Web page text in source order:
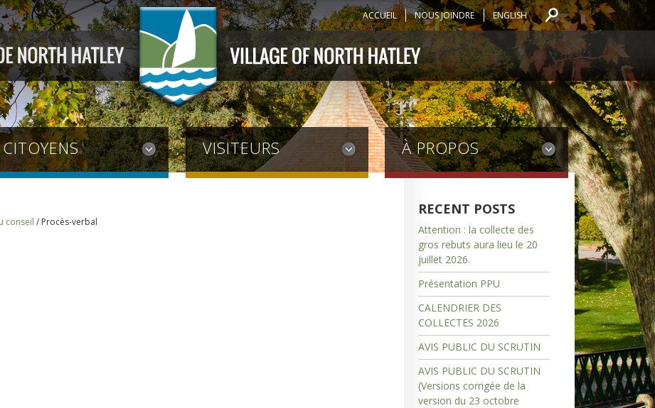
ACCUEIL NOUS JOINDRE ENGLISH
CITOYENS VISITEURS À PROPOS
conseil / Procès-verbal
RECENT POSTS
Attention : la collecte des
gros rebuts aura lieu le 20
juillet 2026.
Présentation PPU
CALENDRIER DES
COLLECTES 2026
AVIS PUBLIC DU SCRUTIN
AVIS PUBLIC DU SCRUTIN
(Versions corrigée de la
version du 23 octobre